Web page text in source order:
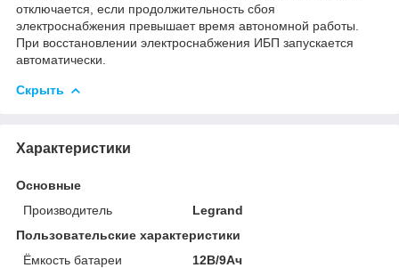
отключается, если продолжительность сбоя
электроснабжения превышает время автономной работы.
При восстановлении электроснабжения ИБП запускается
автоматически.
Скрыть
Характеристики
Основные
Производитель
Legrand
Пользовательские характеристики
Ёмкость батареи
12В/9Ач